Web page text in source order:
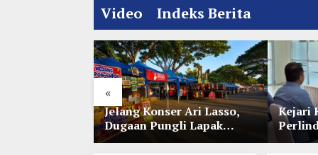
Video
Indeks Berita
«
Jelang Konser Ari Lasso,
Dugaan Pungli Lapak
UMKM di Hari Jadi Kediri
Kejari
Lewat